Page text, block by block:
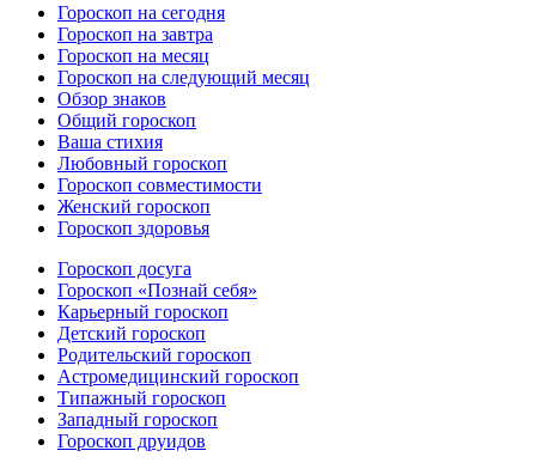
Гороскоп на сегодня
Гороскоп на завтра
Гороскоп на месяц
Гороскоп на следующий месяц
Обзор знаков
Общий гороскоп
Ваша стихия
Любовный гороскоп
Гороскоп совместимости
Женский гороскоп
Гороскоп здоровья
Гороскоп досуга
Гороскоп «Познай себя»
Карьерный гороскоп
Детский гороскоп
Родительский гороскоп
Астромедицинский гороскоп
Типажный гороскоп
Западный гороскоп
Гороскоп друидов